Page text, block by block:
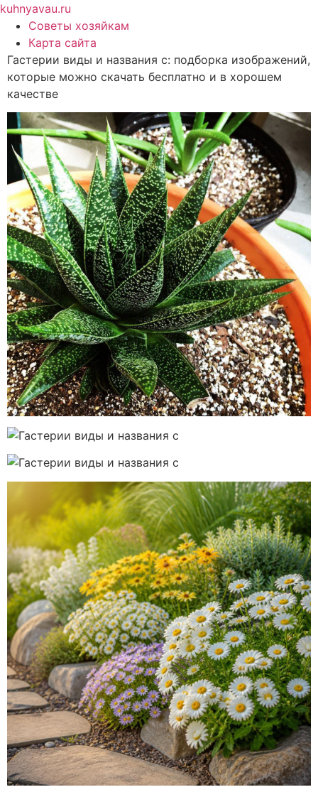
Перейти
содержимому
kuhnyavau.ru
Советы хозяйкам
Карта сайта
Гастерии виды и названия с: подборка изображений,
которые можно скачать бесплатно и в хорошем
качестве